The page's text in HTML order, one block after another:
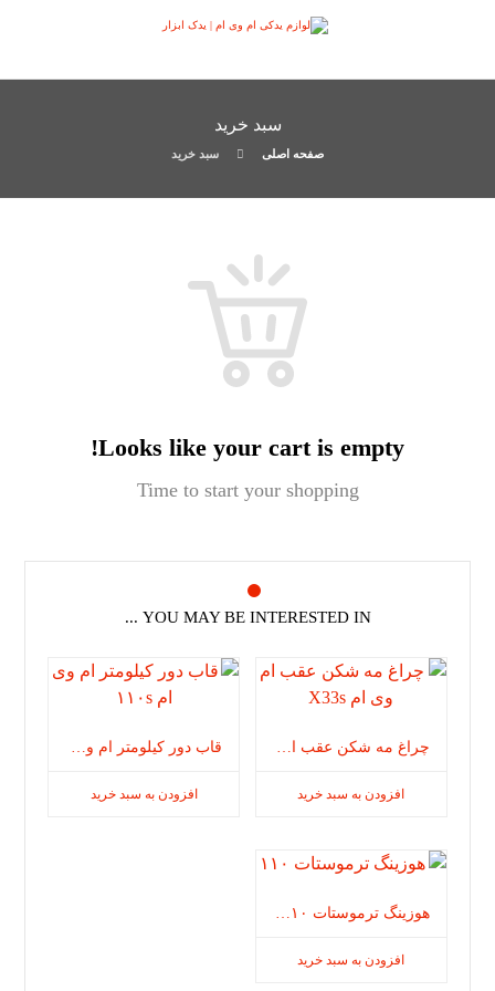
سبد خرید
صفحه اصلی سبد خرید
Looks like your cart is empty!
Time to start your shopping
YOU MAY BE INTERESTED IN ...
چراغ مه شکن عقب ام وی ام X33s محصولات
افزودن به سبد خرید
قاب دور کیلومتر ام وی ام ١١٠s
افزودن به سبد خرید
هوزینگ ترموستات ۱۱۰ترموستات
افزودن به سبد خرید